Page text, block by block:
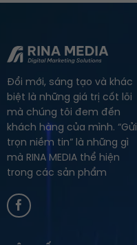
Đổi mới, sáng tạo và khác
biệt là những giá trị cốt lõi
mà chúng tôi đem đến
khách hàng của mình. “Gửi
trọn niềm tin” là những gì
mà RINA MEDIA thể hiện
trong các sản phẩm